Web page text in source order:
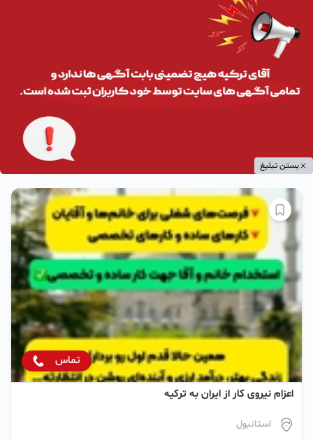
بستن تبلیغ
تماس
اعزام نیروی کار از ایران به ترکیه
استانبول